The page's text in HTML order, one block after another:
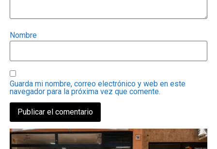
Nombre
Guarda mi nombre, correo electrónico y web en este
navegador para la próxima vez que comente.